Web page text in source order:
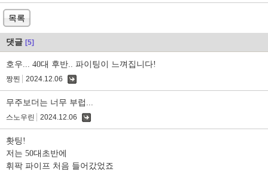
목록
댓글 [5]
호우... 40대 후반.. 파이팅이 느껴집니다!
짱찐 2024.12.06
무주보더는 너무 부럽...
스노우린 2024.12.06
홧팅!
저는 50대초반에
휘팍 파이프 처음 들어갔었죠